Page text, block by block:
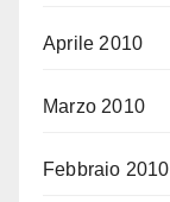
Aprile 2010
Marzo 2010
Febbraio 2010